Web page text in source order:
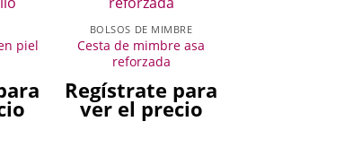
piel
BOLSOS DE MIMBRE
Cesta de mimbre asa
reforzada
Regístrate para
ver el precio